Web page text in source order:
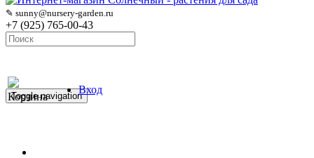
✎ sunny@nursery-garden.ru
+7 (925) 765-00-43
Корзина
Вход
Toggle navigation